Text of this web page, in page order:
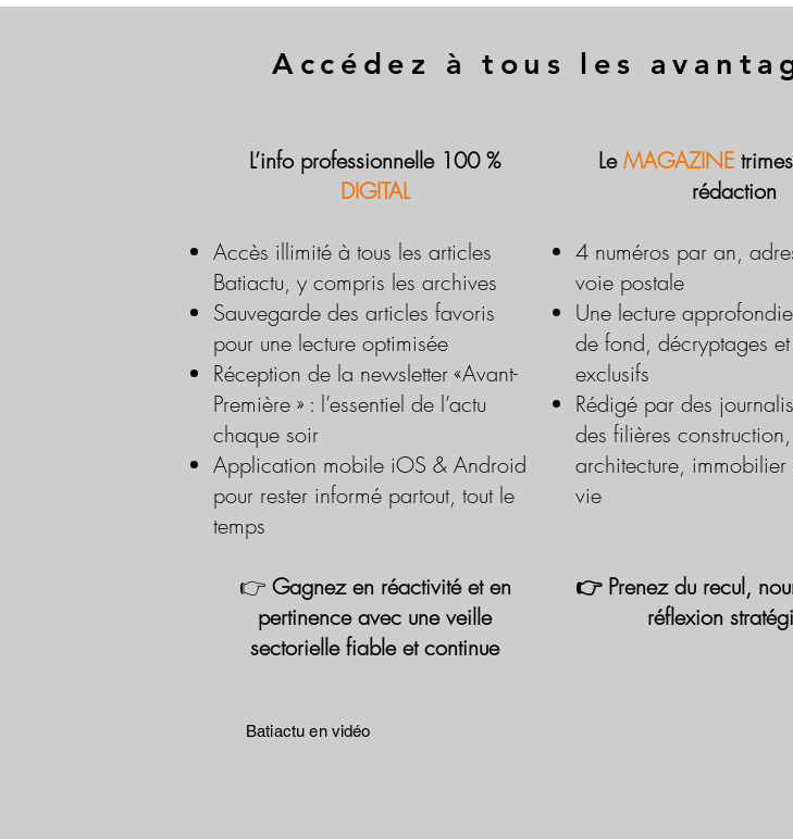
Accédez à tous les
L’info professionnelle 100 %
DIGITAL
Accès illimité à tous les articles
Batiactu, y compris les archives
Sauvegarde des articles favoris
pour une lecture optimisée
Réception de la newsletter «Avant-
Première » : l’essentiel de l’actu
chaque soir
Application mobile iOS & Android
pour rester informé partout, tout le
temps
👉 Gagnez en réactivité et en
pertinence avec une veille
sectorielle fiable et continue
LeMAGAZINE
rédaction
4 numéros par an,
voie postale
Une lecture
de fond, décryptages
exclusifs
Rédigé par des
des filières construction,
architecture,
vie
👉 Prenez du recul,
réflexion
Batiactu en vidéo